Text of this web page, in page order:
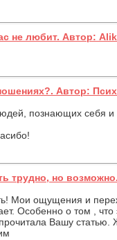
не любит. Автор:
Автор:
познающих себя и
трудно, но
Мои ощущения и
Особенно о том , что
Вашу